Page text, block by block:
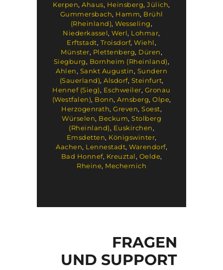
Kerpen,Ahaus, Heinsberg,Jülich,
Gummersbach, Hamm, Brühl
(Rheinland),Wesseling,
Niederkassel,Werl, Lohmar,
Erftstadt, Troisdorf, Wiehl,
Münster, Plettenberg, Düren,
Siegburg, Bornheim (Rheinland),
Ahlen, Sankt Augustin, Sundern
(Sauerland), Alsdorf, Steinfurt,
Hennef (Sieg), Eschweiler, Gronau
(Westfalen), Bonn, Arnsberg, Olpe,
Herzogenrath, Greven, Soest,
Würselen, Beckum, Stolberg
(Rheinland), Euskirchen,
Emsdetten, Königswinter,
Aachen, Lennestadt, Warendorf,
Bad Honnef, Kreuztal, Oelde,
Rheine, Mechernich
FRAGEN
UND SUPPORT